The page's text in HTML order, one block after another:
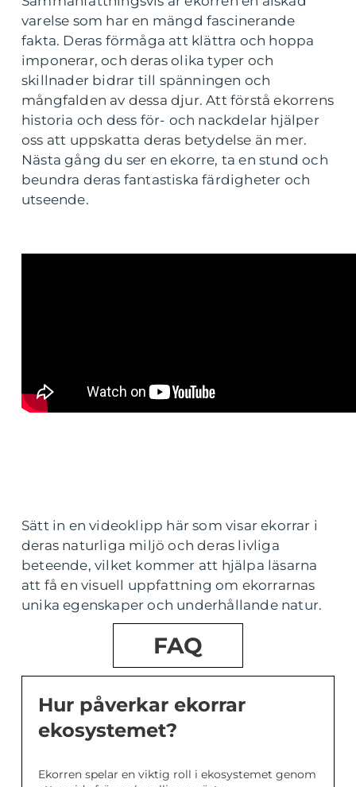
varelse som har en mängd fascinerande
fakta. Deras förmåga att klättra och hoppa
imponerar, och deras olika typer och
skillnader bidrar till spänningen och
mångfalden av dessa djur. Att förstå ekorrens
historia och dess för- och nackdelar hjälper
oss att uppskatta deras betydelse än mer.
Nästa gång du ser en ekorre, ta en stund och
beundra deras fantastiska färdigheter och
utseende.
Sätt in en videoklipp här som visar ekorrar i
deras naturliga miljö och deras livliga
beteende, vilket kommer att hjälpa läsarna
att få en visuell uppfattning om ekorrarnas
unika egenskaper och underhållande natur.
FAQ
Hur påverkar ekorrar
ekosystemet?
Ekorren spelar en viktig roll i ekosystemet genom